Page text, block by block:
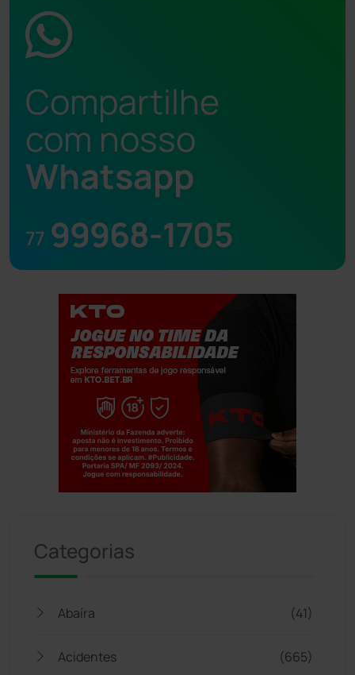
Compartilhe
com nosso
Whatsapp
77 99968-1705
Categorias
Abaíra (41)
Acidentes (665)